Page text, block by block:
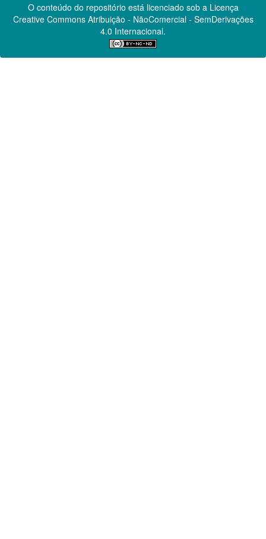
O conteúdo do repositório está licenciado sob a Licença
Creative CommonsAtribuição - NãoComercial - SemDerivações
4.0 Internacional.